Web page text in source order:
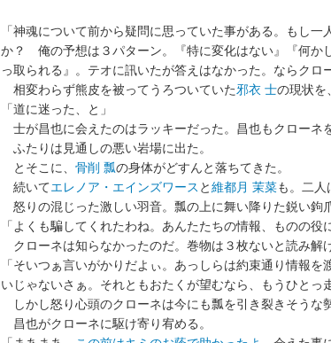
「神魂について前から疑問に思っていた事がある。もし
か？ 俺の予想は３パターン。『特に変化はない』『何か
っ取られる』。テオに訊いたが答えはなかった。ならクロ
相変わらず熊皮を被ってうろついていた邪衣 士の現状を
「道に迷った、と」
士が昌也に会えたのはラッキーだった。昌也もクローネ
ふたりは見通しの悪い岩場に出た。
とそこに、 骨削 瓢の身体がどすんと落ちてきた。
続いてエレノア・エインズワース と 維都月 茉菜も。二人
怒りの混じった激しい羽音。瓢の上に舞い降りた鋭い鉤
「よくも騙してくれたわね。あんたたちの情報、ものの役
クローネは知らなかったのだ。巻物は３枚ないと読み解
「そいつぁ言いがかりだよぃ。あっしらは約束通り情報
いじゃないさぁ。それともおたくが望むなら、もうひとっ
しかし怒り心頭のクローネは今にも瓢を引き裂きそうな
昌也がクローネに駆け寄り宥める。